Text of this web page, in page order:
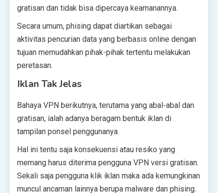
gratisan dan tidak bisa dipercaya keamanannya.
Secara umum, phising dapat diartikan sebagai
aktivitas pencurian data yang berbasis online dengan
tujuan memudahkan pihak-pihak tertentu melakukan
peretasan.
Iklan Tak Jelas
Bahaya VPN berikutnya, terutama yang abal-abal dan
gratisan, ialah adanya beragam bentuk iklan di
tampilan ponsel penggunanya.
Hal ini tentu saja konsekuensi atau resiko yang
memang harus diterima pengguna VPN versi gratisan.
Sekali saja pengguna klik iklan maka ada kemungkinan
muncul ancaman lainnya berupa malware dan phising.